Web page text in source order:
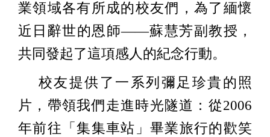
業領域各有所成的校友們，為了緬懷
近日辭世的恩師——蘇慧芳副教授，
共同發起了這項感人的紀念行動。
校友提供了一系列彌足珍貴的照
片，帶領我們走進時光隧道：從2006
年前往「集集車站」畢業旅行的歡笑